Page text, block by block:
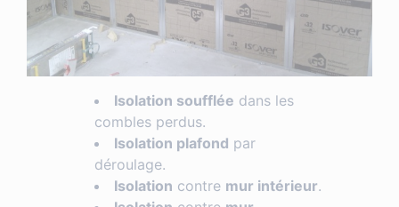
Isolation soufflée dans les
combles perdus.
Isolation plafond par
déroulage.
Isolation contre mur intérieur.